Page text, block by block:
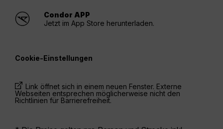
Condor APP
Jetzt im App Store herunterladen.
Cookie-Einstellungen
Link öffnet sich in einem neuen Fenster. Externe
Webseiten entsprechen möglicherweise nicht den
Richtlinien für Barrierefreiheit.